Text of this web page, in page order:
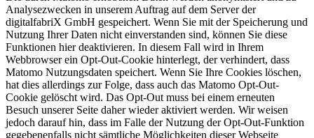
Analysezwecken in unserem Auftrag auf dem Server der
digitalfabriX GmbH gespeichert. Wenn Sie mit der Speicherung und
Nutzung Ihrer Daten nicht einverstanden sind, können Sie diese
Funktionen hier deaktivieren. In diesem Fall wird in Ihrem
Webbrowser ein Opt-Out-Cookie hinterlegt, der verhindert, dass
Matomo Nutzungsdaten speichert. Wenn Sie Ihre Cookies löschen,
hat dies allerdings zur Folge, dass auch das Matomo Opt-Out-
Cookie gelöscht wird. Das Opt-Out muss bei einem erneuten
Besuch unserer Seite daher wieder aktiviert werden. Wir weisen
jedoch darauf hin, dass im Falle der Nutzung der Opt-Out-Funktion
gegebenenfalls nicht sämtliche Möglichkeiten dieser Webseite